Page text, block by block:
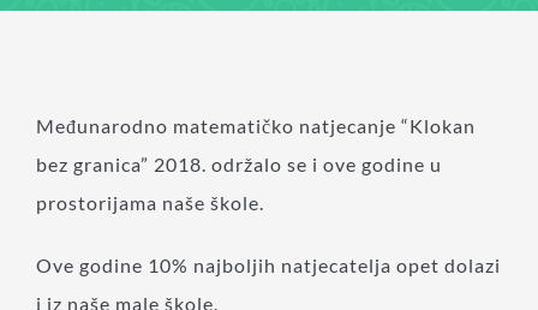
Međunarodno matematičko natjecanje “Klokan
bez granica” 2018. održalo se i ove godine u
prostorijama naše škole.
Ove godine 10% najboljih natjecatelja opet dolazi
i iz naše male škole.